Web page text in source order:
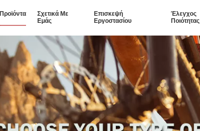
Προϊόντα
Σχετικά Με
Εμάς
Επισκεψή
Εργοστασίου
Έλεγχος
Ποιότητας